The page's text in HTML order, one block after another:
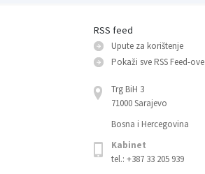
RSS feed
Upute za korištenje
Pokaži sve RSS Feed-оve
Trg BiH 3
71000 Sarajevo
Bosna i Hercegovina
Kabinet
tel.: +387 33 205 939